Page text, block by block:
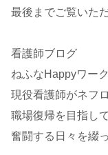
最後までご覧いた
看護師ブログ
ねふなHappyワー
現役看護師がネフ
職場復帰を目指して
奮闘する日々を綴